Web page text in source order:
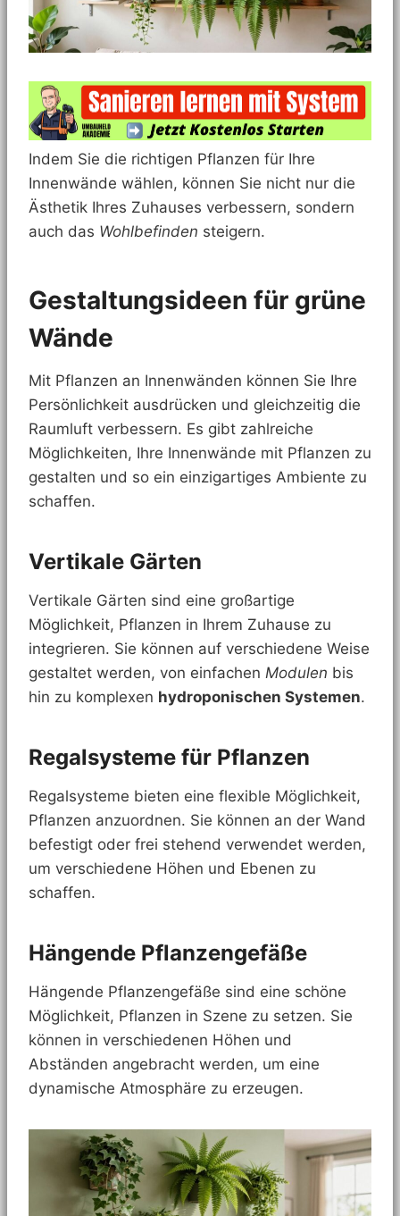
Indem Sie die richtigen Pflanzen für Ihre
Innenwände wählen, können Sie nicht nur die
Ästhetik Ihres Zuhauses verbessern, sondern
auch das Wohlbefinden steigern.
Gestaltungsideen für grüne
Wände
Mit Pflanzen an Innenwänden können Sie Ihre
Persönlichkeit ausdrücken und gleichzeitig die
Raumluft verbessern. Es gibt zahlreiche
Möglichkeiten, Ihre Innenwände mit Pflanzen zu
gestalten und so ein einzigartiges Ambiente zu
schaffen.
Vertikale Gärten
Vertikale Gärten sind eine großartige
Möglichkeit, Pflanzen in Ihrem Zuhause zu
integrieren. Sie können auf verschiedene Weise
gestaltet werden, von einfachen Modulen bis
hin zu komplexen hydroponischen Systemen.
Regalsysteme für Pflanzen
Regalsysteme bieten eine flexible Möglichkeit,
Pflanzen anzuordnen. Sie können an der Wand
befestigt oder frei stehend verwendet werden,
um verschiedene Höhen und Ebenen zu
schaffen.
Hängende Pflanzengefäße
Hängende Pflanzengefäße sind eine schöne
Möglichkeit, Pflanzen in Szene zu setzen. Sie
können in verschiedenen Höhen und
Abständen angebracht werden, um eine
dynamische Atmosphäre zu erzeugen.